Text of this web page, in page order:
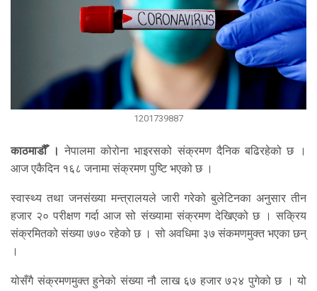
1201739887
काठमाडौँ । नेपालमा कोरोना भाइरसको संक्रमण दैनिक बढिरहेको छ ।
आज एकैदिन १६८ जनामा संक्रमण पुष्टि भएको छ ।
स्वास्थ्य तथा जनसंख्या मन्त्रालयले जारी गरेको बुलेटिनका अनुसार तीन
हजार २० परीक्षण गर्दा आज सो संख्यामा संक्रमण देखिएको छ । सक्रिय
संक्रमितको संख्या ७७० रहेको छ । सो अवधिमा ३७ संकमणमुक्त भएका छन्
।
योसँगै संक्रमणमुक्त हुनेको संख्या नौ लाख ६७ हजार ७२४ पुगेको छ । यो